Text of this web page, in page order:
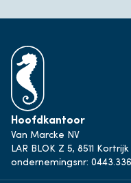
Hoofdkantoor
Van Marcke NV
LAR BLOK Z 5, 8511 Kortrijk
ondernemingsnr: